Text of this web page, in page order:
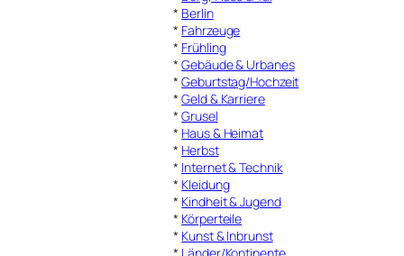
* Berlin
* Fahrzeuge
* Frühling
*Gebäude & Urbanes
*Geburtstag/Hochzeit
*Geld & Karriere
*Grusel
* Haus & Heimat
* Herbst
* Internet & Technik
* Kleidung
* Kindheit & Jugend
* Körperteile
* Kunst & Inbrunst